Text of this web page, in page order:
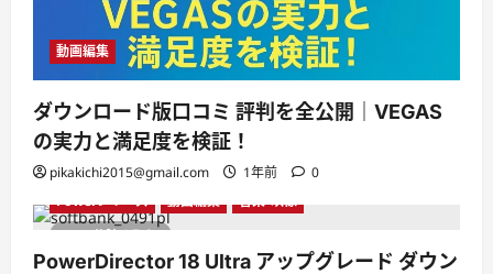
動画編集
ダウンロード版口コミ 評判を全公開｜VEGAS
の実力と満足度を検証！
pikakichi2015@gmail.com 1年前 0
1 分読み取り
Powerシリーズ 動画編集 音楽・映像
PowerDirector 18 Ultra アップグレード ダウン